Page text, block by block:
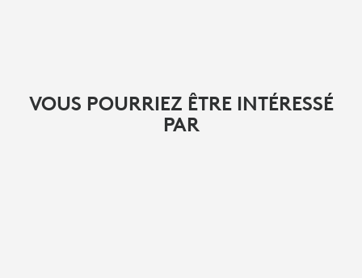
VOUS POURRIEZ ÊTRE INTÉRESSÉ
PAR